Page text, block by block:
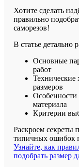
Хотите сделать
правильно
саморезов!
В статье детально
Основные
работ
Технические
размеров
Особенности
материала
Критерии
Раскроем секреты
типичных ошибок
Узнайте, как
подобрать размер